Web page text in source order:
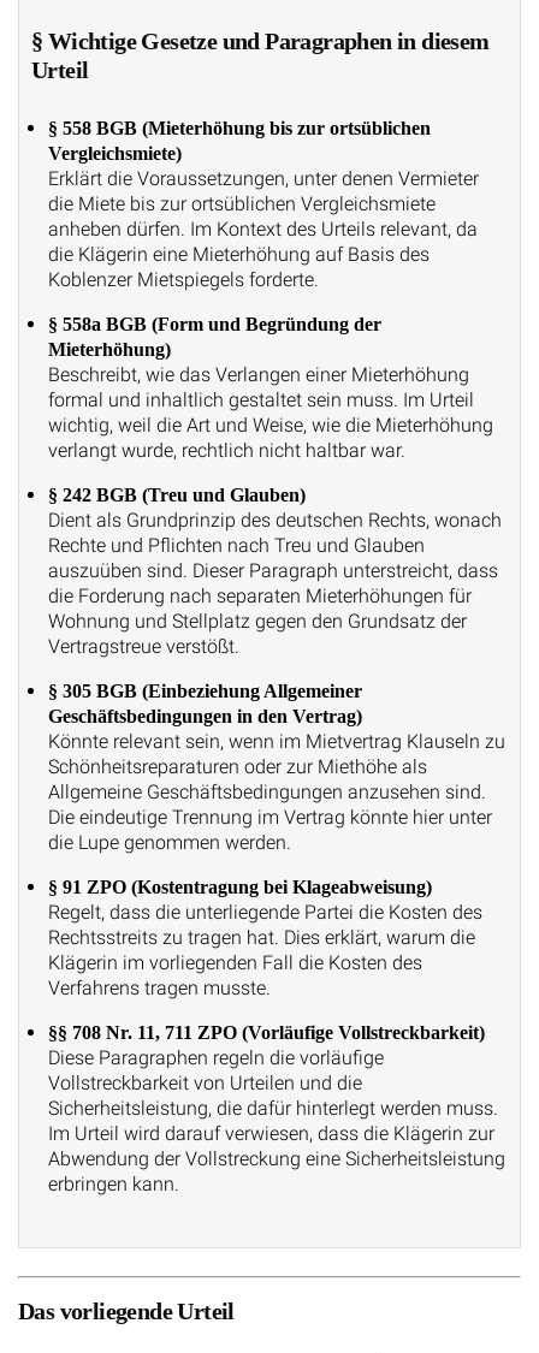
§ Wichtige Gesetze und Paragraphen in diesem
Urteil
§ 558 BGB (Mieterhöhung bis zur ortsüblichen
Vergleichsmiete)
Erklärt die Voraussetzungen, unter denen Vermieter
die Miete bis zur ortsüblichen Vergleichsmiete
anheben dürfen. Im Kontext des Urteils relevant, da
die Klägerin eine Mieterhöhung auf Basis des
Koblenzer Mietspiegels forderte.
§ 558a BGB (Form und Begründung der
Mieterhöhung)
Beschreibt, wie das Verlangen einer Mieterhöhung
formal und inhaltlich gestaltet sein muss. Im Urteil
wichtig, weil die Art und Weise, wie die Mieterhöhung
verlangt wurde, rechtlich nicht haltbar war.
§ 242 BGB (Treu und Glauben)
Dient als Grundprinzip des deutschen Rechts, wonach
Rechte und Pflichten nach Treu und Glauben
auszuüben sind. Dieser Paragraph unterstreicht, dass
die Forderung nach separaten Mieterhöhungen für
Wohnung und Stellplatz gegen den Grundsatz der
Vertragstreue verstößt.
§ 305 BGB (Einbeziehung Allgemeiner
Geschäftsbedingungen in den Vertrag)
Könnte relevant sein, wenn im Mietvertrag Klauseln zu
Schönheitsreparaturen oder zur Miethöhe als
Allgemeine Geschäftsbedingungen anzusehen sind.
Die eindeutige Trennung im Vertrag könnte hier unter
die Lupe genommen werden.
§ 91 ZPO (Kostentragung bei Klageabweisung)
Regelt, dass die unterliegende Partei die Kosten des
Rechtsstreits zu tragen hat. Dies erklärt, warum die
Klägerin im vorliegenden Fall die Kosten des
Verfahrens tragen musste.
§§ 708 Nr. 11, 711 ZPO (Vorläufige Vollstreckbarkeit)
Diese Paragraphen regeln die vorläufige
Vollstreckbarkeit von Urteilen und die
Sicherheitsleistung, die dafür hinterlegt werden muss.
Im Urteil wird darauf verwiesen, dass die Klägerin zur
Abwendung der Vollstreckung eine Sicherheitsleistung
erbringen kann.
Das vorliegende Urteil